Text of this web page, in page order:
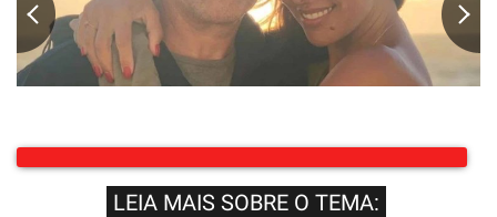
LEIA MAIS SOBRE O TEMA: